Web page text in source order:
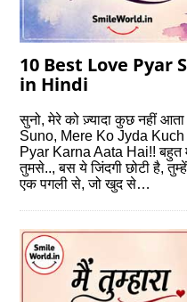
10 Best Love Pyar
in Hindi
सुनो, मेरे को ज़्यादा कुछ नहीं
Suno, Mere Ko Jyda
Pyar Karna Aata Hai!! बहुत
तुमसे.., बस ये जिंदगी छोटी है,
एक ‎पगली से, जो खुद से…